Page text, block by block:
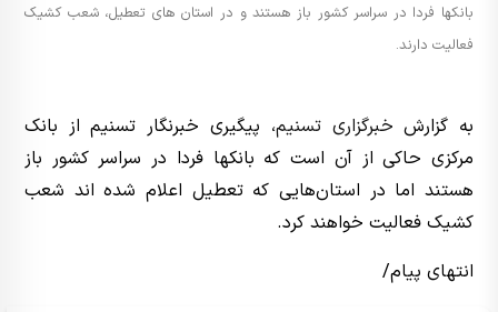
بانکها فردا در سراسر کشور باز هستند و در استان های تعطیل، شعب کشیک
فعالیت دارند.
به گزارش خبرگزاری تسنیم، پیگیری خبرنگار تسنیم از بانک
مرکزی حاکی از آن است که بانکها فردا در سراسر کشور باز
هستند اما در استان‌هایی که تعطیل اعلام شده اند شعب
کشیک فعالیت خواهند کرد.
انتهای پیام/